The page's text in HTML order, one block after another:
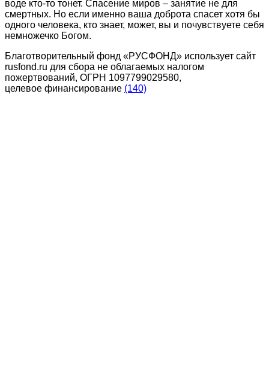
воде кто-то тонет. Спасение миров – занятие не для
смертных. Но если именно ваша доброта спасет хотя бы
одного человека, кто знает, может, вы и почувствуете себя
немножечко Богом.
Благотворительный фонд «РУСФОНД» использует сайт
rusfond.ru для сбора не облагаемых налогом
пожертвований, ОГРН 1097799029580,
целевое финансирование (140)